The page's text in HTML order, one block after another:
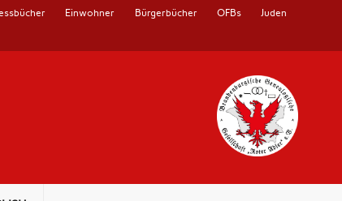
Einwohner Bürgerbücher OFBs Juden